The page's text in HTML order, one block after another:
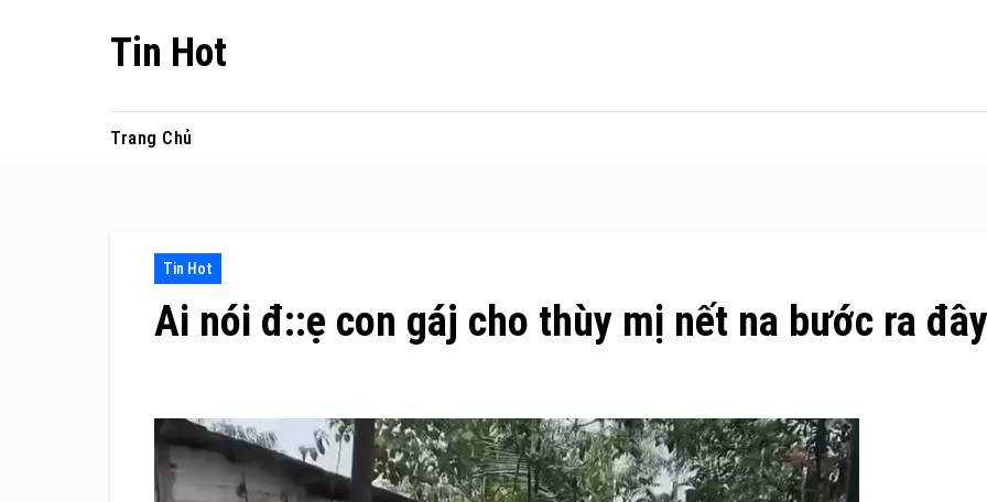
Tin Hot
Trang Chủ
Tin Hot
Ai nói đ::ẹ con gáj cho thùy mị nết na bước ra đây